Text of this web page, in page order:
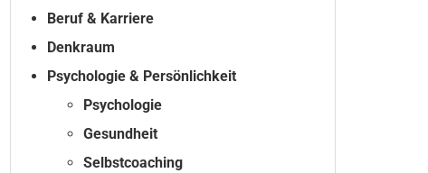
Beruf & Karriere
Denkraum
Psychologie & Persönlichkeit
Psychologie
Gesundheit
Selbstcoaching